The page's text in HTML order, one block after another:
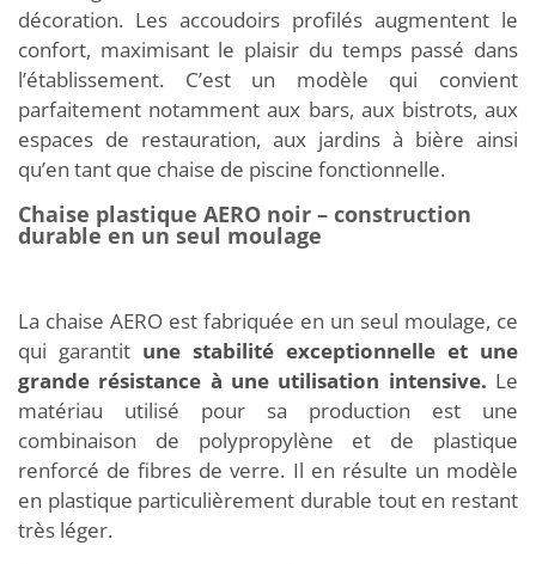
décoration. Les accoudoirs profilés augmentent le
confort, maximisant le plaisir du temps passé dans
l’établissement. C’est un modèle qui convient
parfaitement notamment aux bars, aux bistrots, aux
espaces de restauration, aux jardins à bière ainsi
qu’en tant que chaise de piscine fonctionnelle.
Chaise plastique AERO noir – construction
durable en un seul moulage
La chaise AERO est fabriquée en un seul moulage, ce
qui garantit une stabilité exceptionnelle et une
grande résistance à une utilisation intensive. Le
matériau utilisé pour sa production est une
combinaison de polypropylène et de plastique
renforcé de fibres de verre. Il en résulte un modèle
en plastique particulièrement durable tout en restant
très léger.